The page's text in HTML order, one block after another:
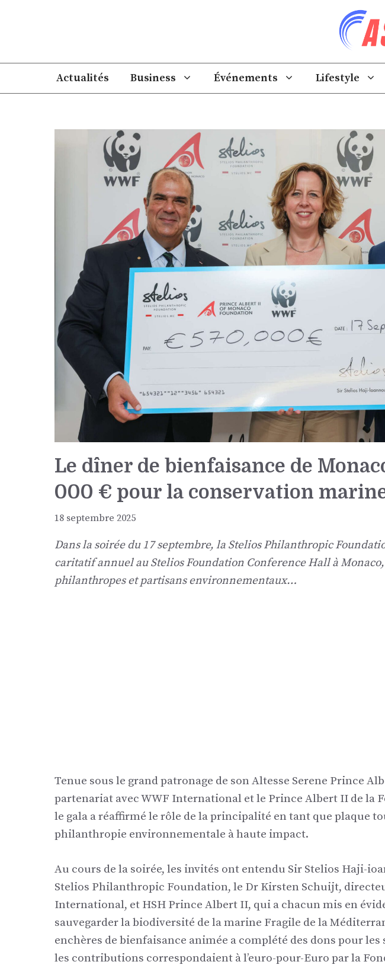
Actualités Business Événements Lifestyle
Le dîner de bienfaisance de
000 € pour la conservation
18 septembre 2025
Dans la soirée du 17 septembre, la Stelios Philanthropic
caritatif annuel au Stelios Foundation Conference Hall à
philanthropes et partisans environnementaux…
Tenue sous le grand patronage de son Altesse Serene Prince
partenariat avec WWF International et le Prince Albert II de la
le gala a réaffirmé le rôle de la principalité en tant que plaque
philanthropie environnementale à haute impact.
Au cours de la soirée, les invités ont entendu Sir Stelios Haji-
Stelios Philanthropic Foundation, le Dr Kirsten Schuijt,
International, et HSH Prince Albert II, qui a chacun mis en
sauvegarder la biodiversité de la marine Fragile de la
enchères de bienfaisance animée a complété des dons pour
les contributions correspondaient à l’euro-pour-Euro par la